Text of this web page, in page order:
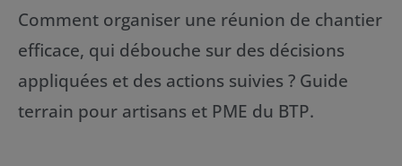
Comment organiser une réunion de chantier
efficace, qui débouche sur des décisions
appliquées et des actions suivies ? Guide
terrain pour artisans et PME du BTP.